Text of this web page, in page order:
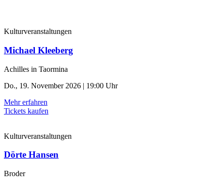
Kulturveranstaltungen
Michael Kleeberg
Achilles in Taormina
Do., 19. November 2026 | 19:00 Uhr
Mehr erfahren
Tickets kaufen
Kulturveranstaltungen
Dörte Hansen
Broder